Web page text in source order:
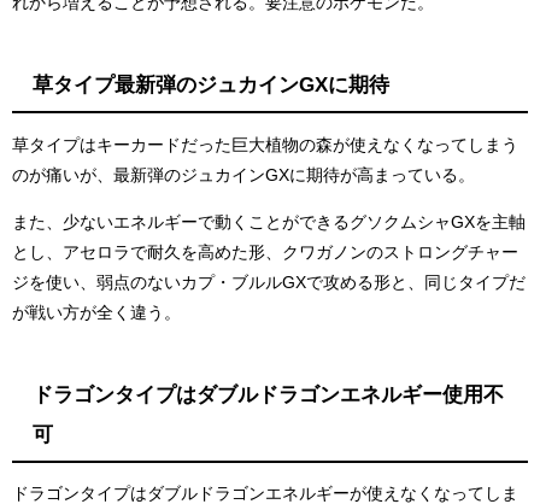
草タイプ最新弾のジュカインGXに期待
草タイプはキーカードだった巨大植物の森が使えなくなってしまう
のが痛いが、最新弾のジュカインGXに期待が高まっている。
また、少ないエネルギーで動くことができるグソクムシャGXを主軸
とし、アセロラで耐久を高めた形、クワガノンのストロングチャー
ジを使い、弱点のないカプ・ブルルGXで攻める形と、同じタイプだ
が戦い方が全く違う。
ドラゴンタイプはダブルドラゴンエネルギー使用不
可
ドラゴンタイプはダブルドラゴンエネルギーが使えなくなってしま